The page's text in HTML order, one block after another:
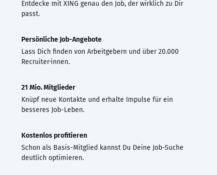
Entdecke mit XING genau den Job, der wirklich zu Dir
passt.
Persönliche Job-Angebote
Lass Dich finden von Arbeitgebern und über 20.000
Recruiter·innen.
21 Mio. Mitglieder
Knüpf neue Kontakte und erhalte Impulse für ein
besseres Job-Leben.
Kostenlos profitieren
Schon als Basis-Mitglied kannst Du Deine Job-Suche
deutlich optimieren.